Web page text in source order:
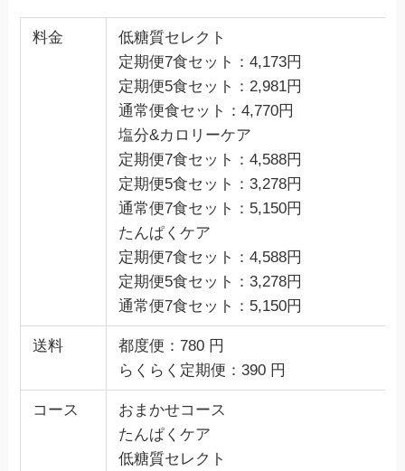
料金
低糖質セレクト
定期便7食セット：4,173円
定期便5食セット：2,981円
通常便食セット：4,770円
塩分&カロリーケア
定期便7食セット：4,588円
定期便5食セット：3,278円
通常便7食セット：5,150円
たんぱくケア
定期便7食セット：4,588円
定期便5食セット：3,278円
通常便7食セット：5,150円
送料
都度便：780 円
らくらく定期便：390 円
コース
おまかせコース
たんぱくケア
低糖質セレクト